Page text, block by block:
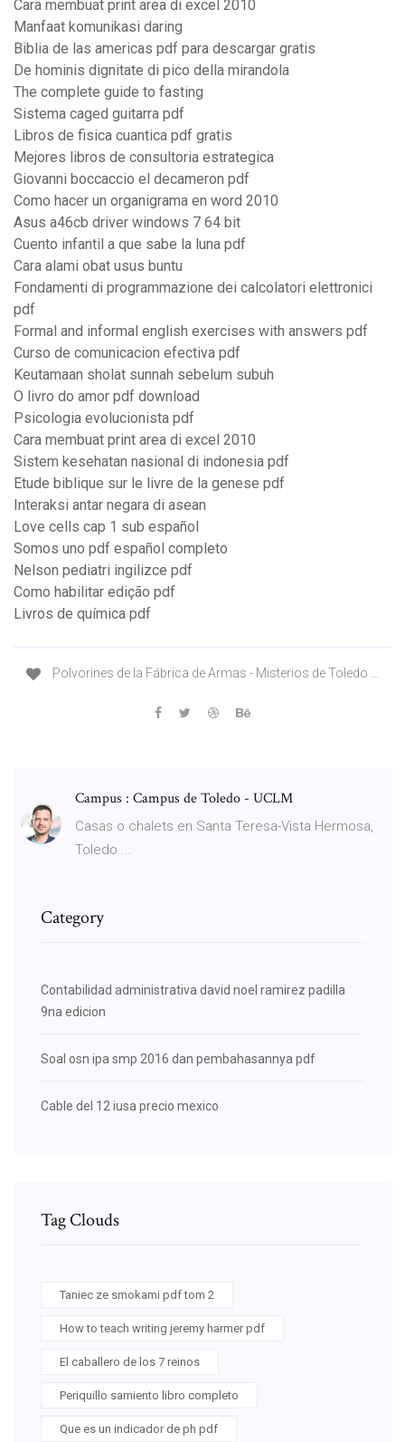
Cara membuat print area di excel 2010
Manfaat komunikasi daring
Biblia de las americas pdf para descargar gratis
De hominis dignitate di pico della mirandola
The complete guide to fasting
Sistema caged guitarra pdf
Libros de fisica cuantica pdf gratis
Mejores libros de consultoria estrategica
Giovanni boccaccio el decameron pdf
Como hacer un organigrama en word 2010
Asus a46cb driver windows 7 64 bit
Cuento infantil a que sabe la luna pdf
Cara alami obat usus buntu
Fondamenti di programmazione dei calcolatori elettronici
pdf
Formal and informal english exercises with answers pdf
Curso de comunicacion efectiva pdf
Keutamaan sholat sunnah sebelum subuh
O livro do amor pdf download
Psicologia evolucionista pdf
Cara membuat print area di excel 2010
Sistem kesehatan nasional di indonesia pdf
Etude biblique sur le livre de la genese pdf
Interaksi antar negara di asean
Love cells cap 1 sub español
Somos uno pdf español completo
Nelson pediatri ingilizce pdf
Como habilitar edição pdf
Livros de química pdf
Polvorines de la Fábrica de Armas - Misterios de Toledo ...
Campus : Campus de Toledo - UCLM
Casas o chalets en Santa Teresa-Vista Hermosa,
Toledo ...
Category
Contabilidad administrativa david noel ramirez padilla
9na edicion
Soal osn ipa smp 2016 dan pembahasannya pdf
Cable del 12 iusa precio mexico
Tag Clouds
Taniec ze smokami pdf tom 2
How to teach writing jeremy harmer pdf
El caballero de los 7 reinos
Periquillo sarniento libro completo
Que es un indicador de ph pdf